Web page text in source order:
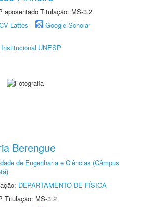
aposentado Titulação: MS-3.2
Lattes
Google Scholar
UNESP
Berengue
de Engenharia e Ciências (Câmpus
DEPARTAMENTO DE FÍSICA
Titulação: MS-3.2